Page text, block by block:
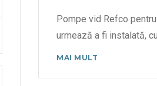
Pompe vid Refco
urmează a fi instalată,
MAI MULT